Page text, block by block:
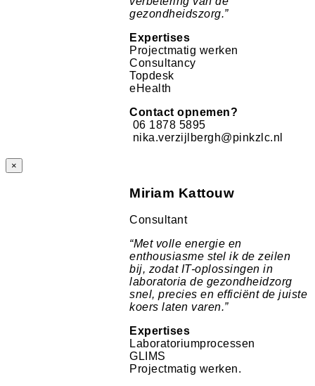
gezondheidszorg.”
Expertises
Projectmatig werken
Consultancy
Topdesk
eHealth
Contact opnemen?
06 1878 5895
nika.verzijlbergh@pinkzlc.nl
×
Miriam Kattouw
Consultant
“Met volle energie en
enthousiasme stel ik de zeilen
bij, zodat IT-oplossingen in
laboratoria de gezondheidzorg
snel, precies en efficiënt de juiste
koers laten varen.”
Expertises
Laboratoriumprocessen
GLIMS
Projectmatig werken.